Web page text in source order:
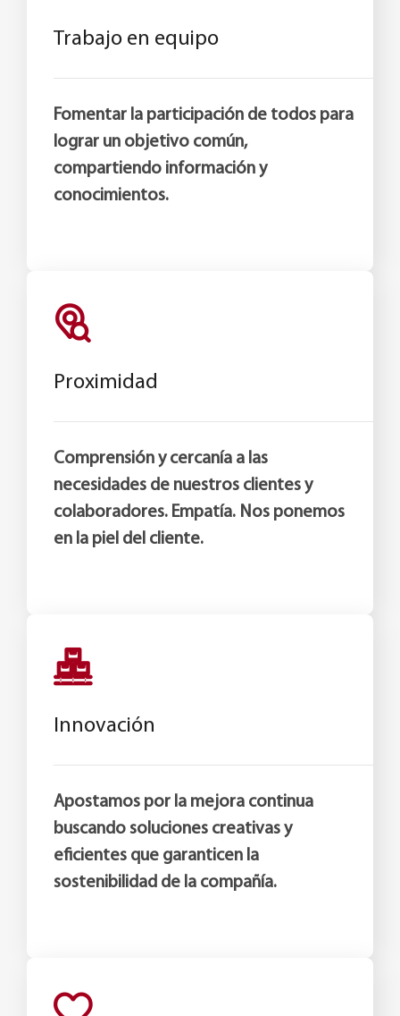
Trabajo en equipo
Fomentar la participación de todos para
lograr un objetivo común,
compartiendo información y
conocimientos.
Proximidad
Comprensión y cercanía a las
necesidades de nuestros clientes y
colaboradores. Empatía. Nos ponemos
en la piel del cliente.
Innovación
Apostamos por la mejora continua
buscando soluciones creativas y
eficientes que garanticen la
sostenibilidad de la compañía.